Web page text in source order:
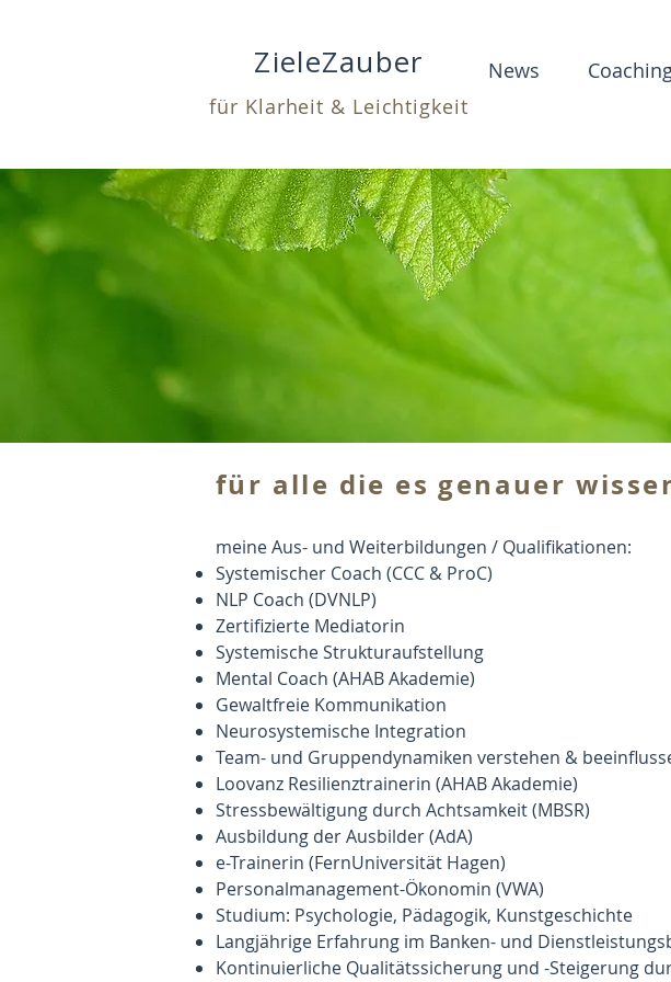
ZieleZauber
für Klarheit & Leichtigkeit
News
für alle die es genauer
meine Aus- und Weiterbildungen / Qualifikationen:
Systemischer Coach (CCC & ProC)
NLP Coach (DVNLP)
Zertifizierte Mediatorin
Systemische Strukturaufstellung
Mental Coach (AHAB Akademie)​
Gewaltfreie Kommunikation
Neurosystemische Integration
Team- und Gruppendynamiken verstehen &
Loovanz Resilienztrainerin (AHAB Akademie)
Stressbewältigung durch Achtsamkeit (MBSR)
Ausbildung der Ausbilder (AdA)
e-Trainerin (FernUniversität Hagen)
Personalmanagement-Ökonomin (VWA)
Studium: Psychologie, Pädagogik, Kunstgeschichte
Langjährige Erfahrung im Banken- und
Kontinuierliche Qualitätssicherung und -Steigerung